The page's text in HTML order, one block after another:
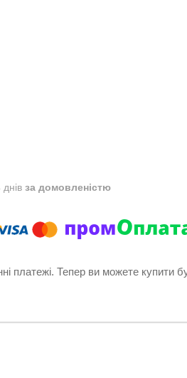
за домовленістю
платежі. Тепер ви можете купити